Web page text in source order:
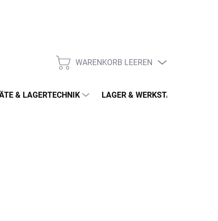
WARENKORB
WARENKORB LEEREN
& LAGERTECHNIK LAGER & WERKSTATT